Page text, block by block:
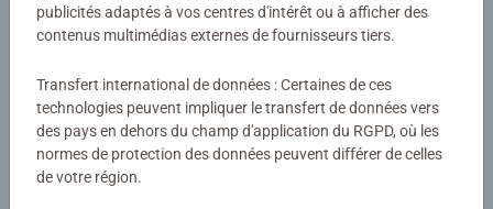
Rédiger une évaluation
Consignes d'évaluation
publicités adaptés à vos centres d'intérêt ou à afficher des
contenus multimédias externes de fournisseurs tiers.
Transfert international de données : Certaines de ces
technologies peuvent impliquer le transfert de données vers
des pays en dehors du champ d'application du RGPD, où les
normes de protection des données peuvent différer de celles
de votre région.